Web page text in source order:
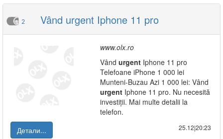
2 Vând urgent Iphone 11 pro
www.olx.ro
Vând urgent Iphone 11 pro
Telefoane iPhone 1 000 lei
Munteni-Buzau Azi 1 000 lei: Vând
urgent Iphone 11 pro. Nu necesită
investiții. Mai multe detalii la
telefon.
Детали...
25.12|20:23